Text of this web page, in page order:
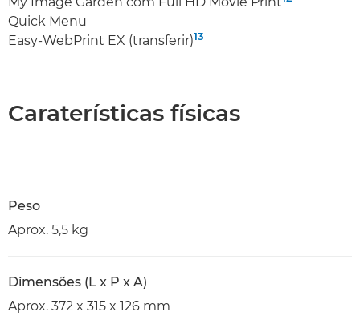
Quick Menu
Easy-WebPrint EX (transferir)13
Caraterísticas físicas
Peso
Aprox. 5,5 kg
Dimensões (L x P x A)
Aprox. 372 x 315 x 126 mm